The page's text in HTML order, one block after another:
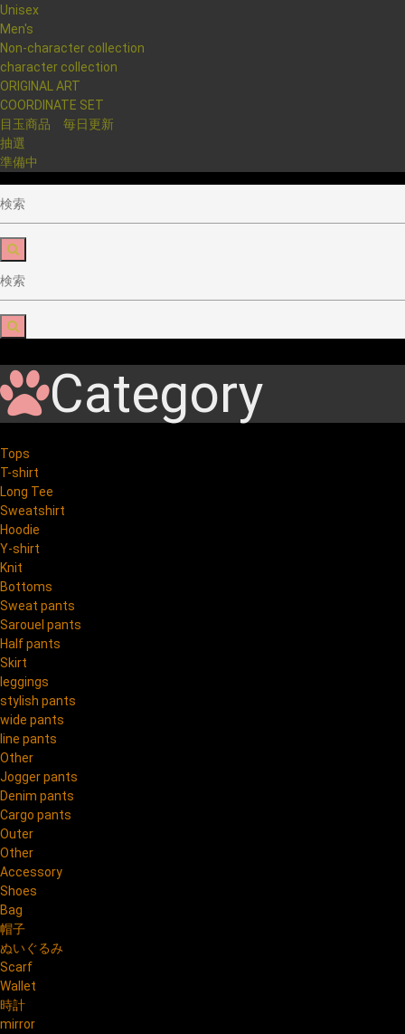
Unisex
Men's
Non-character collection
character collection
ORIGINAL ART
COORDINATE SET
目玉商品 毎日更新
抽選
準備中
Category
Tops
T-shirt
Long Tee
Sweatshirt
Hoodie
Y-shirt
Knit
Bottoms
Sweat pants
Sarouel pants
Half pants
Skirt
leggings
stylish pants
wide pants
line pants
Other
Jogger pants
Denim pants
Cargo pants
Outer
Other
Accessory
Shoes
Bag
帽子
ぬいぐるみ
Scarf
Wallet
時計
mirror